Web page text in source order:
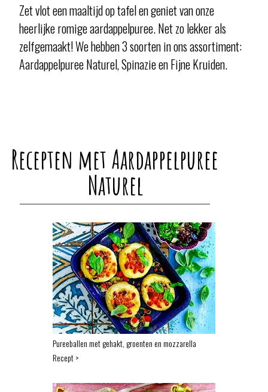
Zet vlot een maaltijd op tafel en geniet van onze
heerlijke romige aardappelpuree. Net zo lekker als
zelfgemaakt! We hebben 3 soorten in ons assortiment:
Aardappelpuree Naturel, Spinazie en Fijne Kruiden.
Recepten met Aardappelpuree
Naturel
Pureeballen met gehakt, groenten en mozzarella
Recept >